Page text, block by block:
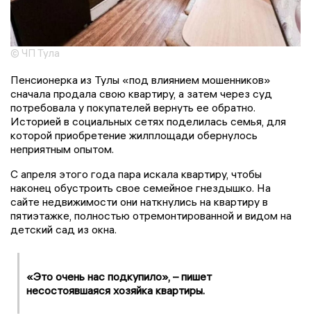
© ЧП Тула
Пенсионерка из Тулы «под влиянием мошенников»
сначала продала свою квартиру, а затем через суд
потребовала у покупателей вернуть ее обратно.
Историей в социальных сетях поделилась семья, для
которой приобретение жилплощади обернулось
неприятным опытом.
С апреля этого года пара искала квартиру, чтобы
наконец обустроить свое семейное гнездышко. На
сайте недвижимости они наткнулись на квартиру в
пятиэтажке, полностью отремонтированной и видом на
детский сад из окна.
«Это очень нас подкупило», – пишет
несостоявшаяся хозяйка квартиры.